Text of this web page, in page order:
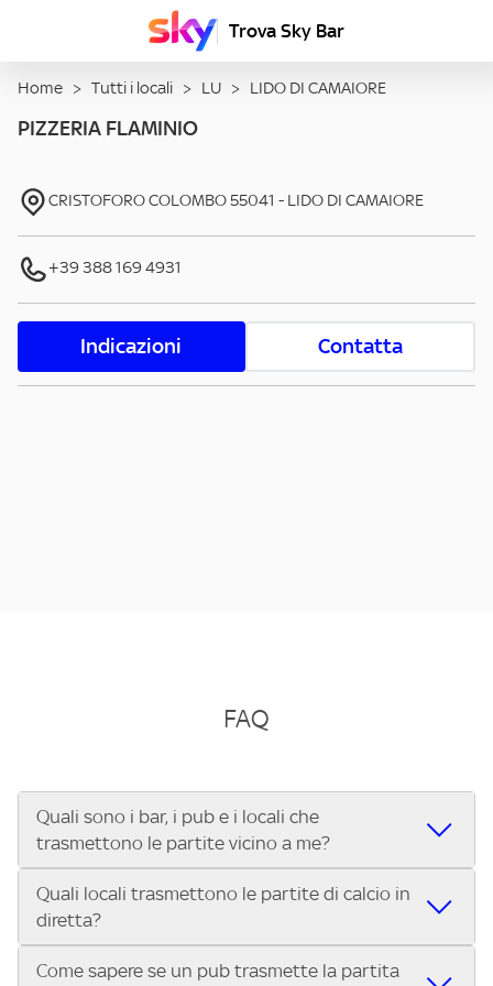
Trova Sky Bar
Home > Tutti i locali > LU > LIDO DI CAMAIORE
PIZZERIA FLAMINIO
CRISTOFORO COLOMBO55041 - LIDO DI CAMAIORE
+39 388 169 4931
Indicazioni Contatta
FAQ
Quali sono i bar, i pub e i locali che
trasmettono le partite vicino a me?
Se cerchi un bar, pub, ristorante o locale vicino a te per
vedere le partite di Serie A ENILIVE, la Serie C Sky Wifi, la
UEFA Champions League, la UEFA Europa League, la UEFA
Conference League, il Tennis, la Formula 1®, la MotoGP™ e
Quali locali trasmettono le partite di calcio in
diretta?
Vuoi sapere quali bar, pub o ristoranti mostrano le partite
Come sapere se un pub trasmette la partita